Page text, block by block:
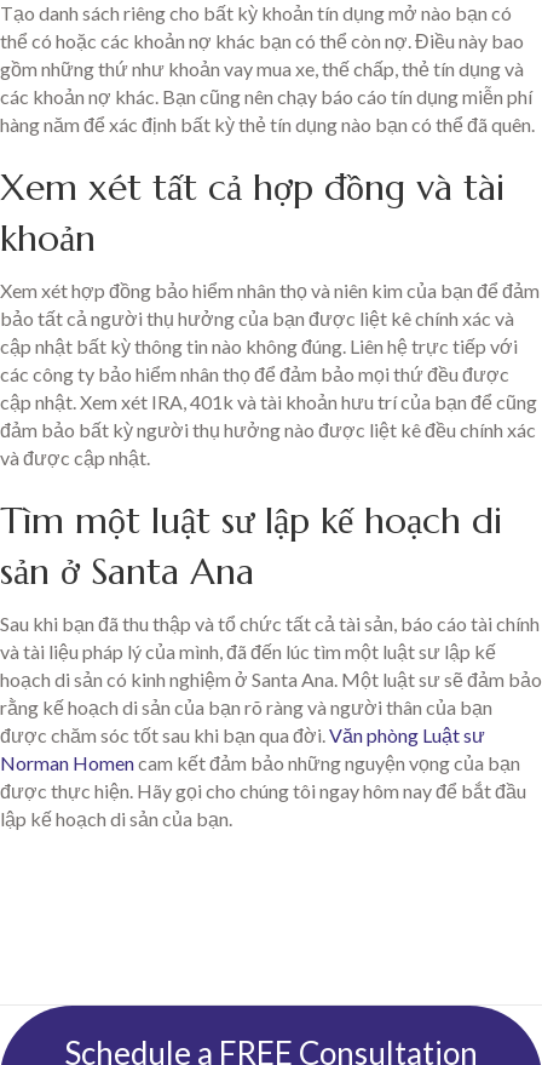
Tạo danh sách riêng cho bất kỳ khoản tín dụng mở nào bạn có
thể có hoặc các khoản nợ khác bạn có thể còn nợ. Điều này bao
gồm những thứ như khoản vay mua xe, thế chấp, thẻ tín dụng và
các khoản nợ khác. Bạn cũng nên chạy báo cáo tín dụng miễn phí
hàng năm để xác định bất kỳ thẻ tín dụng nào bạn có thể đã quên.
Xem xét tất cả hợp đồng và tài
khoản
Xem xét hợp đồng bảo hiểm nhân thọ và niên kim của bạn để đảm
bảo tất cả người thụ hưởng của bạn được liệt kê chính xác và
cập nhật bất kỳ thông tin nào không đúng. Liên hệ trực tiếp với
các công ty bảo hiểm nhân thọ để đảm bảo mọi thứ đều được
cập nhật. Xem xét IRA, 401k và tài khoản hưu trí của bạn để cũng
đảm bảo bất kỳ người thụ hưởng nào được liệt kê đều chính xác
và được cập nhật.
Tìm một luật sư lập kế hoạch di
sản ở Santa Ana
Sau khi bạn đã thu thập và tổ chức tất cả tài sản, báo cáo tài chính
và tài liệu pháp lý của mình, đã đến lúc tìm một luật sư lập kế
hoạch di sản có kinh nghiệm ở Santa Ana. Một luật sư sẽ đảm bảo
rằng kế hoạch di sản của bạn rõ ràng và người thân của bạn
được chăm sóc tốt sau khi bạn qua đời.Văn phòng Luật sư
Norman Homencam kết đảm bảo những nguyện vọng của bạn
được thực hiện. Hãy gọi cho chúng tôi ngay hôm nay để bắt đầu
lập kế hoạch di sản của bạn.
Schedule a FREE Consultation